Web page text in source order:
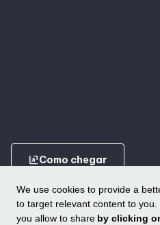
We use cookies to provide a
to target relevant content to
you allow to share by clicking
ungroupComo chegar